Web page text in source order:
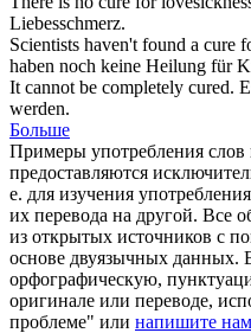
Liebesschmerz.
Scientists haven't found a cure
haben noch keine Heilung für
It cannot be completely cured.
werden.
Больше
Примеры употребления слов
предоставляются
е. для изучения
их перевода на другой. Все
из открытых источников с
основе двуязычных данных.
орфографическую,
оригинале или переводе,
проблеме" или напишите нам